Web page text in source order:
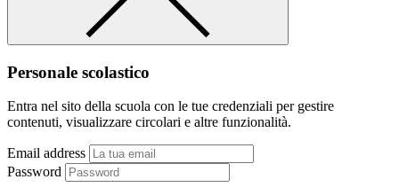
Personale scolastico
Entra nel sito della scuola con le tue credenziali per gestire
contenuti, visualizzare circolari e altre funzionalità.
Email address
Password